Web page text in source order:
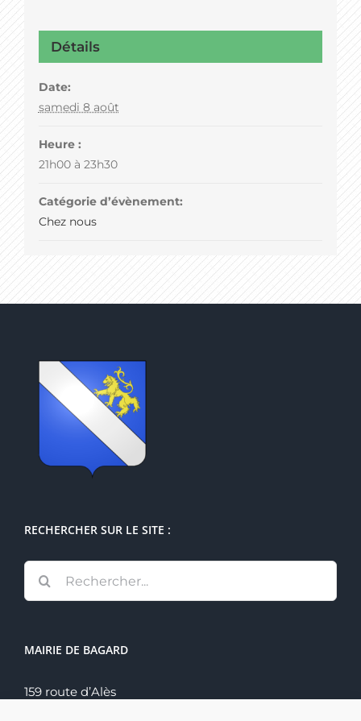
Détails
Date:
samedi 8 août
Heure :
21h00 à 23h30
Catégorie d’évènement:
Chez nous
RECHERCHER SUR LE SITE :
MAIRIE DE BAGARD
159 route d’Alès